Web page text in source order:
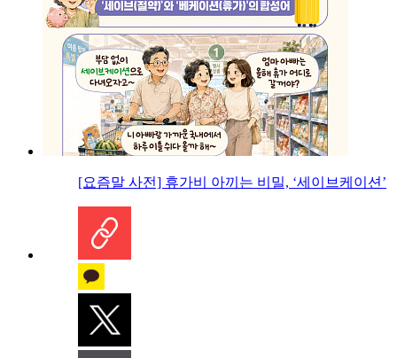
[요즘말 사전] 휴가비 아끼는 비밀, ‘세이브케이션’